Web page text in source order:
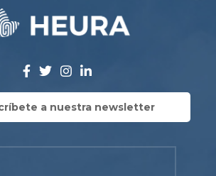
a nuestra newsletter